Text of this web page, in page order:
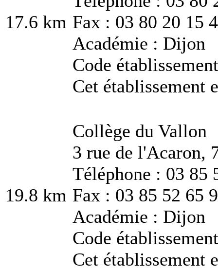
17.6 km Fax : 03 80 20 15
Académie : Dijon
Code
Cet établissement
19.8 km
Collège du Vallon
3 rue de l'Acaron,
Téléphone : 03 85
Fax : 03 85 52 65
Académie : Dijon
Code
Cet établissement